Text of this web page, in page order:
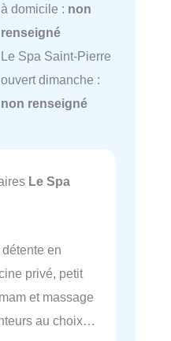
à domicile : non
renseigné
Le Spa Saint-Pierre
ouvert dimanche :
non renseigné
Le Spa
en
privé, petit
et massage
au choix…